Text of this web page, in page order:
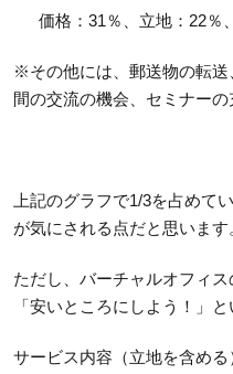
価格：31％、立地：22％
※その他には、郵送物の転送
間の交流の機会、セミナーの
上記のグラフで1/3を占めて
が気にされる点だと思います
ただし、バーチャルオフィ
「安いところにしよう！」
サービス内容（立地を含め